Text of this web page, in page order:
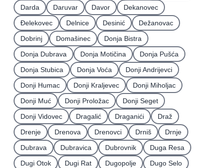
Darda
Daruvar Davor
Dekanovec
Ðelekovec
Delnice Desinić
Dežanovac
Dobrinj
Domašinec
Donja Bistra
Donja Dubrava
Donja Motičina
Donja Pušća
Donja Stubica
Donja Voća
Donji Andrijevci
Donji Humac
Donji Kraljevec
Donji Miholjac
Donji Muć
Donji Proložac
Donji Seget
Donji Vidovec
Dragalić Draganići
Draž
Drenje
Drenova Drenovci Drniš
Drnje
Dubrava
Dubravica Dubrovnik
Duga Resa
Dugi Otok
Dugi Rat Dugopolje
Dugo Selo